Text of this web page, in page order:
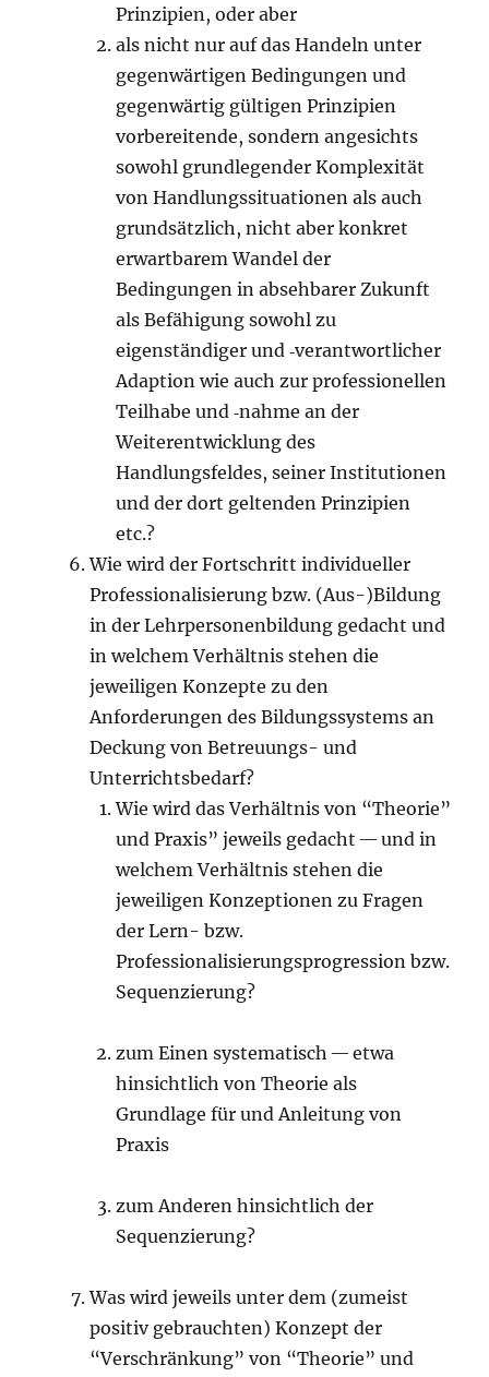
Prinzipien, oder aber
als nicht nur auf das Handeln unter
gegenwärtigen Bedingungen und
gegenwärtig gültigen Prinzipien
vorbereitende, sondern angesichts
sowohl grundlegender Komplexität
von Handlungssituationen als auch
grundsätzlich, nicht aber konkret
erwartbarem Wandel der
Bedingungen in absehbarer Zukunft
als Befähigung sowohl zu
eigenständiger und ‑verantwortlicher
Adaption wie auch zur professionellen
Teilhabe und ‑nahme an der
Weiterentwicklung des
Handlungsfeldes, seiner Institutionen
und der dort geltenden Prinzipien
etc.?
Wie wird der Fortschritt individueller
Professionalisierung bzw. (Aus-)Bildung
in der Lehrpersonenbildung gedacht und
in welchem Verhältnis stehen die
jeweiligen Konzepte zu den
Anforderungen des Bildungssystems an
Deckung von Betreuungs- und
Unterrichtsbedarf?
Wie wird das Verhältnis von “Theorie”
und Praxis” jeweils gedacht — und in
welchem Verhältnis stehen die
jeweiligen Konzeptionen zu Fragen
der Lern- bzw.
Professionalisierungsprogression bzw.
Sequenzierung?
zum Einen systematisch — etwa
hinsichtlich von Theorie als
Grundlage für und Anleitung von
Praxis
zum Anderen hinsichtlich der
Sequenzierung?
Was wird jeweils unter dem (zumeist
positiv gebrauchten) Konzept der
“Verschränkung” von “Theorie” und